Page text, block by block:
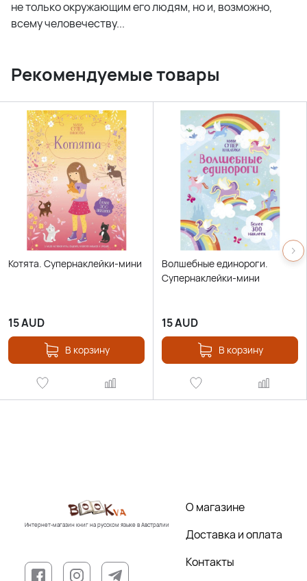
не только окружающим его людям, но и, возможно,
всему человечеству...
Рекомендуемые товары
Котята. Супернаклейки-мини
15AUD
В корзину
Волшебные единороги.
Супернаклейки-мини
15AUD
В корзину
Интернет-магазин книг на русском языке в Австралии
О магазине
Доставка и оплата
Контакты